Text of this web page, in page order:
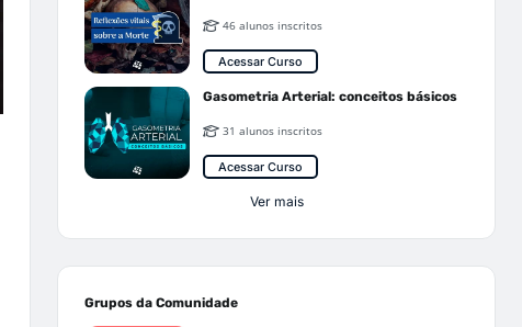
46 alunos inscritos
Acessar Curso
Gasometria Arterial: conceitos básicos
31 alunos inscritos
Acessar Curso
Ver mais
Grupos da Comunidade